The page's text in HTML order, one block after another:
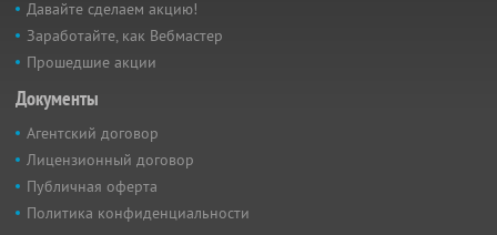
Давайте сделаем акцию!
Заработайте, как Вебмастер
Прошедшие акции
Документы
Агентский договор
Лицензионный договор
Публичная оферта
Политика конфиденциальности